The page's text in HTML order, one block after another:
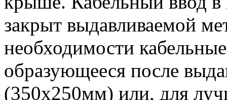
закрыт выдавливаемой
необходимости
образующееся после
(350х250мм) или, для